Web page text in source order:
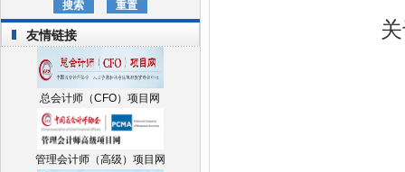
友情链接
总会计师（CFO）项目网
管理会计师（高级）项目网